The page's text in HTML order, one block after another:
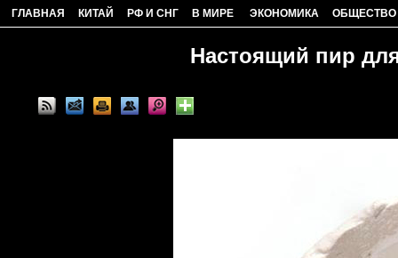
ГЛАВНАЯ КИТАЙ РФ И СНГ В МИРЕ ЭКОНОМИКА ОБЩЕСТВО
Настоящий пир для